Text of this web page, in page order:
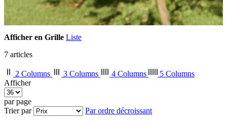
Afficher en Grille Liste
7 articles
2 Columns 3 Columns 4 Columns
5 Columns
Afficher
par page
Trier par
Par ordre décroissant